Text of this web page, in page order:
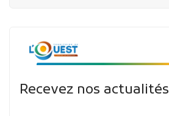
Recevez nos actualités